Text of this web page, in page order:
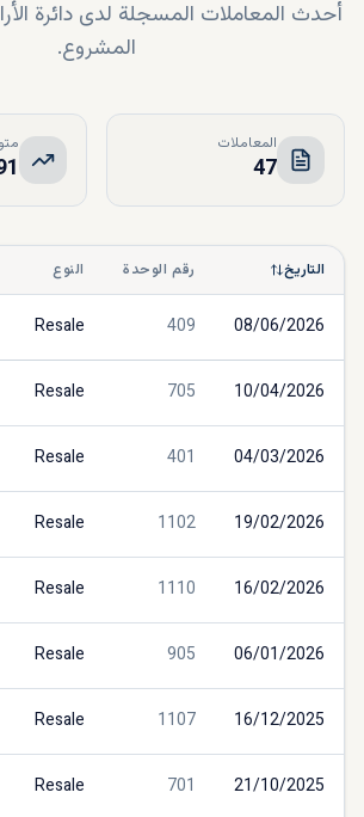
أحدث المعاملات المسجلة لدى دائرة
المشروع.
المعاملات
47
التاريخ رقم الوحدة النوع
08/06/2026
409
Resale
10/04/2026
705
Resale
04/03/2026
401
Resale
19/02/2026
1102
Resale
16/02/2026
1110
Resale
06/01/2026
905
Resale
16/12/2025
1107
Resale
21/10/2025
701
Resale